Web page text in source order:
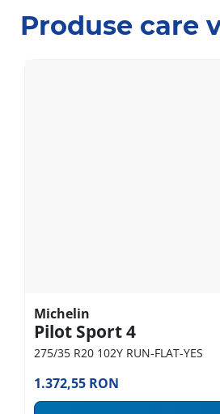
Produse care
Michelin
Pilot Sport 4
275/35 R20 102Y RUN-FLAT-YES
1.372,55 RON